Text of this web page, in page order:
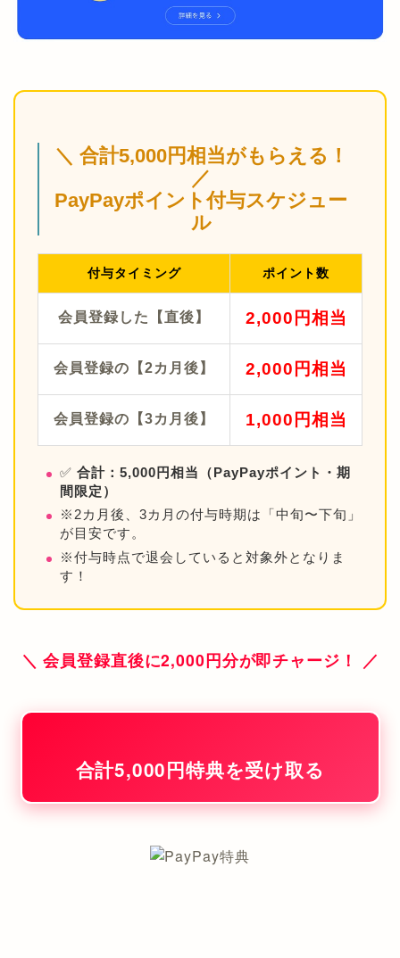
＼ 合計5,000円相当がもらえる！
／
PayPayポイント付与スケジュー
ル
付与タイミング ポイント数
会員登録した【直後】 2,000円相当
会員登録の【2カ月後】 2,000円相当
会員登録の【3カ月後】 1,000円相当
✅ 合計：5,000円相当（PayPayポイント・期
間限定）
※2カ月後、3カ月の付与時期は「中旬〜下旬」
が目安です。
※付与時点で退会していると対象外となりま
す！
＼ 会員登録直後に2,000円分が即チャージ！ ／
合計5,000円特典を受け取る